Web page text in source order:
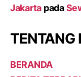
Jakarta pada
TENTANG
BERANDA